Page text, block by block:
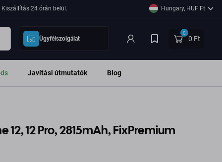
24 órán belül. Hungary, HUF Ft
Ügyfélszolgálat
0
0 Ft
Javítási útmutatók Blog
12 Pro, 2815mAh, FixPremium